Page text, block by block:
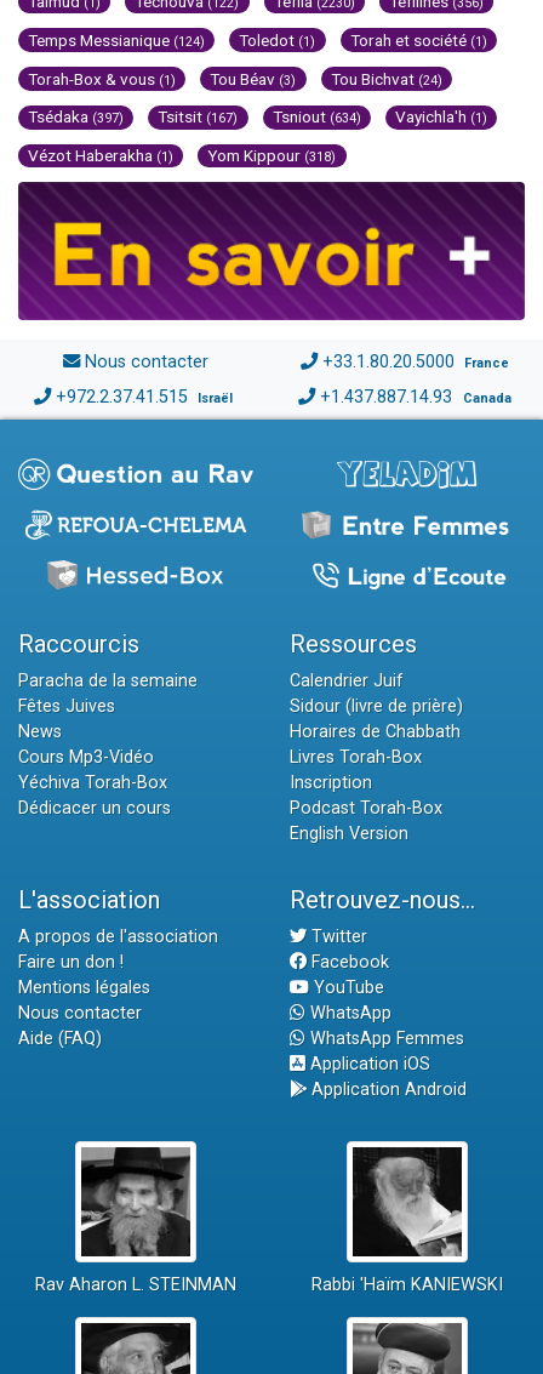
Temps Messianique (124) Toledot (1) Torah et société (1)
Torah-Box & vous (1) Tou Béav (3) Tou Bichvat (24)
Tsédaka (397) Tsitsit (167) Tsniout (634) Vayichla'h (1)
Vézot Haberakha (1) Yom Kippour (318)
Nous contacter +33.1.80.20.5000 France
+972.2.37.41.515 Israël +1.437.887.14.93 Canada
Raccourcis
Paracha de la semaine
Fêtes Juives
News
Cours Mp3-Vidéo
Yéchiva Torah-Box
Dédicacer un cours
Ressources
Calendrier Juif
Sidour (livre de prière)
Horaires de Chabbath
Livres Torah-Box
Inscription
Podcast Torah-Box
English Version
L'association
A propos de l'association
Faire un don !
Mentions légales
Nous contacter
Aide (FAQ)
Retrouvez-nous...
Twitter
Facebook
YouTube
WhatsApp
WhatsApp Femmes
Application iOS
Application Android
Rav Aharon L. STEINMAN Rabbi 'Haïm KANIEWSKI